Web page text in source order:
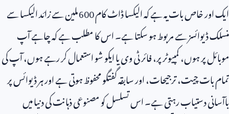
ایک اور خاص بات یہ ہے کہ الیکسا ڈاٹ کام600ملین سے زائد الیکسا سے
منسلک ڈیوائسز سے مربوط ہو سکتا ہے۔ اس کا مطلب ہے کہ چاہے آپ
موبائل پر ہوں، کمپیوٹر پر، فائر ٹی وی یا ایکو شو استعمال کر رہے ہوں، آپ کی
تمام بات چیت، ترجیحات، اور سابقہ گفتگو محفوظ ہوتی ہے اور ہر ڈیوائس پر
باآسانی دستیاب رہتی ہے۔ اس تسلسل کو مصنوعی ذہانت کی دنیا میں